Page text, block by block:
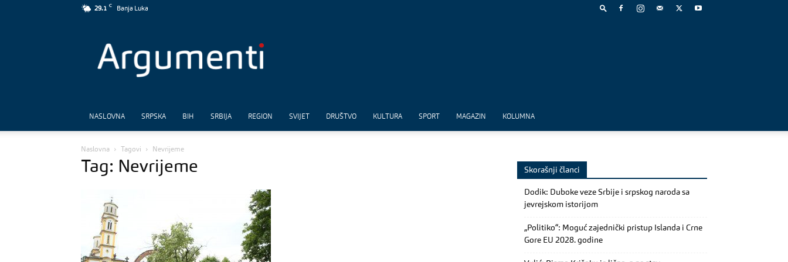
29.1
C
Banja Luka
NASLOVNA SRPSKA BIH SRBIJA REGION SVIJET DRUŠTVO KULTURA SPORT MAGAZIN KOLUMNA
Naslovna Tagovi Nevrijeme
Tag: Nevrijeme Skorašnji članci
Dodik: Duboke veze Srbije i srpskog naroda sa
jevrejskom istorijom
„Politiko“: Moguć zajednički pristup Islanda i Crne
Gore EU 2028. godine